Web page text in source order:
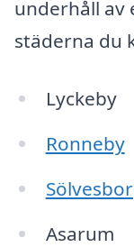
underhåll av
städerna du
Lyckeby
Ronneby
Asarum